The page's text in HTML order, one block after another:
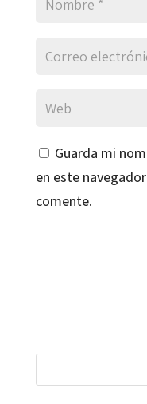
Guarda mi
en este
comente.